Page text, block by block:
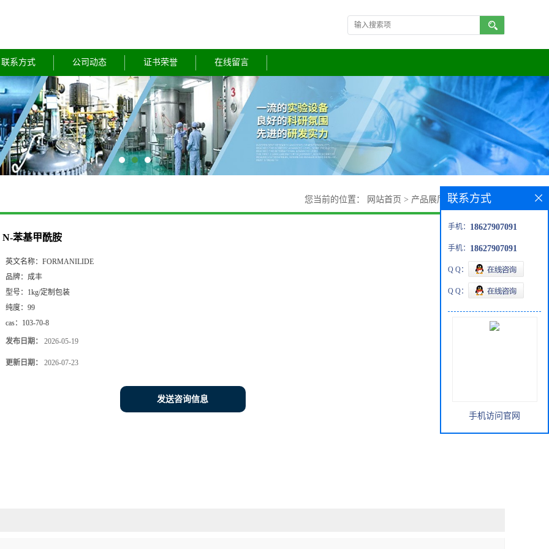
联系方式 公司动态 证书荣誉 在线留言
您当前的位置： 网站首页 > 产品展厅 >N-苯基甲酰胺
N-苯基甲酰胺
英文名称： FORMANILIDE
品牌： 成丰
型号： 1kg/定制包装
纯度： 99
cas： 103-70-8
发布日期： 2026-05-19
更新日期： 2026-07-23
发送咨询信息
联系方式
手机： 18627907091
手机： 18627907091
Q Q：
Q Q：
手机访问官网